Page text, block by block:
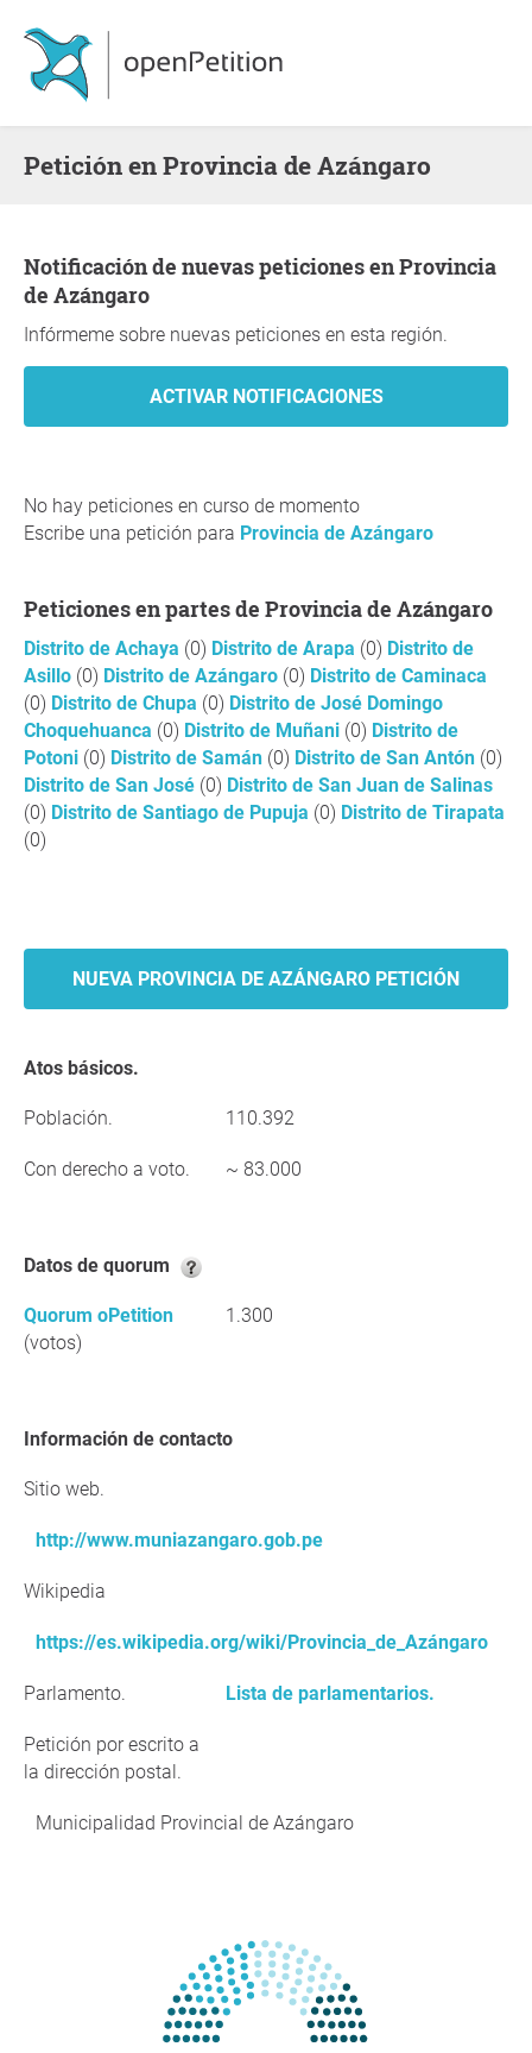
Petición en Provincia de Azángaro
Notificación de nuevas peticiones en Provincia
de Azángaro
Infórmeme sobre nuevas peticiones en esta región.
No hay peticiones en curso de momento
Escribe una petición para Provincia de Azángaro
Peticiones en partes de Provincia de Azángaro
Distrito de Achaya (0) Distrito de Arapa (0) Distrito de
Asillo (0) Distrito de Azángaro (0) Distrito de Caminaca
(0) Distrito de Chupa (0) Distrito de José Domingo
Choquehuanca (0) Distrito de Muñani (0) Distrito de
Potoni (0) Distrito de Samán (0) Distrito de San Antón (0)
Distrito de San José (0) Distrito de San Juan de Salinas
(0) Distrito de Santiago de Pupuja (0) Distrito de Tirapata
(0)
NUEVA PROVINCIA DE AZÁNGARO PETICIÓN
Atos básicos.
Población. 110.392
Con derecho a voto. ~ 83.000
Datos de quorum
Quorum oPetition
(votos)
1.300
Información de contacto
Sitio web.
http://www.muniazangaro.gob.pe
Wikipedia
https://es.wikipedia.org/wiki/Provincia_de_Azángaro
Parlamento. Lista de parlamentarios.
Petición por escrito a
la dirección postal.
Municipalidad Provincial de Azángaro